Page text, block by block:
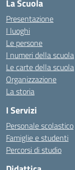
La Scuola
Presentazione
I luoghi
Le persone
I numeri della scuola
Le carte della scuola
Organizzazione
La storia
I Servizi
Personale scolastico
Famiglie e studenti
Percorsi di studio